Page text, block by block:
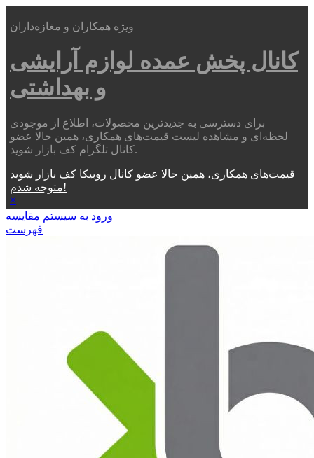
ویژه همکاران و مغازه‌داران
کانال پخش عمده لوازم آرایشی
و بهداشتی
برای دسترسی به جدیدترین محصولات، اطلاع از موجودی
لحظه‌ای و مشاهده لیست قیمت‌های همکاری، همین حالا عضو
کانال تلگرام کف بازار شوید.
قیمت‌های همکاری، همین حالا عضو کانال روبیکا کف بازار شوید
متوجه شدم!
×
ورود به سیستم مقایسه
فهرست